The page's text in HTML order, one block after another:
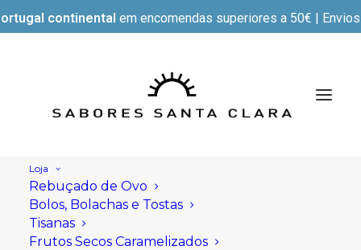
continental em encomendas superiores a 50€ |
Loja
Rebuçado de Ovo
Bolos, Bolachas e Tostas
Tisanas
Frutos Secos Caramelizados